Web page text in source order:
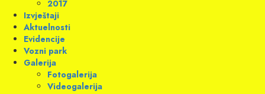
2017
Izvještaji
Aktuelnosti
Evidencije
Vozni park
Galerija
Fotogalerija
Videogalerija